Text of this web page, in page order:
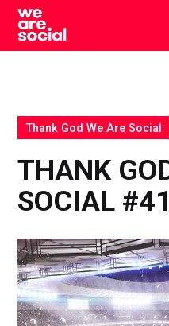
Skip
content
THANK
SOCIAL
Thank God We Are Social